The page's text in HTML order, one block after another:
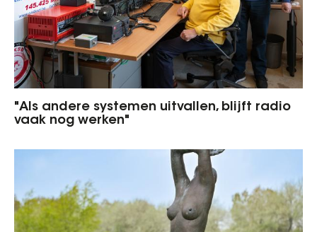
"Als andere systemen uitvallen, blijft radio
vaak nog werken"